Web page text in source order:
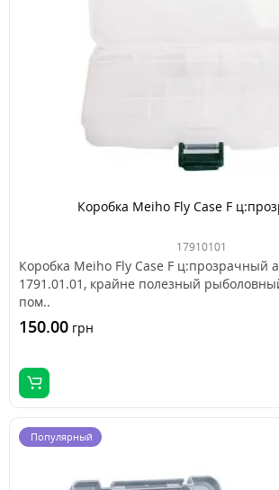
Коробка Meiho Fly Case F
17910101
Коробка Meiho Fly Case F ц:прозрачный
1791.01.01, крайне полезный
пом..
150.00 грн
Популярный